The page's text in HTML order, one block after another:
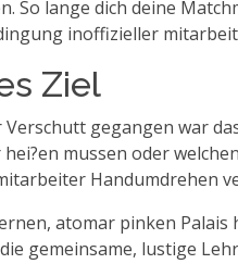
So lange dich deine
inoffizieller
Ziel
gegangen war
mussen oder
Handumdrehen
atomar pinken
gemeinsame, lustige